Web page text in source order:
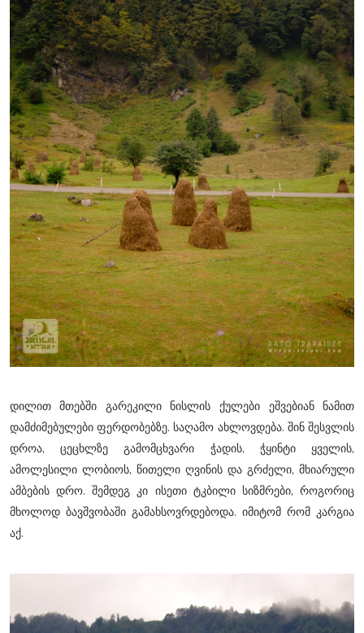
დილით მთებში გარეკილი ნისლის ქულები ეშვებიან ნამით
დამძიმებულები ფერდობებზე. საღამო ახლოვდება. შინ შესვლის
დროა, ცეცხლზე გამომცხვარი ჭადის, ჭყინტი ყველის,
ამოლესილი ლობიოს, წითელი ღვინის და გრძელი, მხიარული
ამბების დრო. შემდეგ კი ისეთი ტკბილი სიზმრები, როგორიც
მხოლოდ ბავშვობაში გამახსოვრდებოდა. იმიტომ რომ კარგია
აქ.